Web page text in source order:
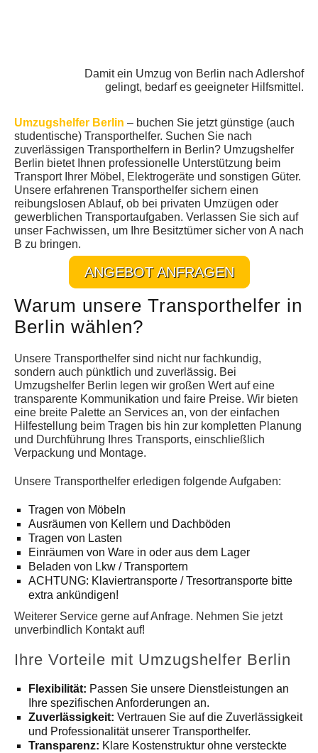
Damit ein Umzug von Berlin nach Adlershof
gelingt, bedarf es geeigneter Hilfsmittel.
Umzugshelfer Berlin – buchen Sie jetzt günstige (auch
studentische) Transporthelfer. Suchen Sie nach
zuverlässigen Transporthelfern in Berlin? Umzugshelfer
Berlin bietet Ihnen professionelle Unterstützung beim
Transport Ihrer Möbel, Elektrogeräte und sonstigen Güter.
Unsere erfahrenen Transporthelfer sichern einen
reibungslosen Ablauf, ob bei privaten Umzügen oder
gewerblichen Transportaufgaben. Verlassen Sie sich auf
unser Fachwissen, um Ihre Besitztümer sicher von A nach
B zu bringen.
ANGEBOT ANFRAGEN
Warum unsere Transporthelfer in
Berlin wählen?
Unsere Transporthelfer sind nicht nur fachkundig,
sondern auch pünktlich und zuverlässig. Bei
Umzugshelfer Berlin legen wir großen Wert auf eine
transparente Kommunikation und faire Preise. Wir bieten
eine breite Palette an Services an, von der einfachen
Hilfestellung beim Tragen bis hin zur kompletten Planung
und Durchführung Ihres Transports, einschließlich
Verpackung und Montage.
Unsere Transporthelfer erledigen folgende Aufgaben:
Tragen von Möbeln
Ausräumen von Kellern und Dachböden
Tragen von Lasten
Einräumen von Ware in oder aus dem Lager
Beladen von Lkw / Transportern
ACHTUNG: Klaviertransporte / Tresortransporte bitte
extra ankündigen!
Weiterer Service gerne auf Anfrage. Nehmen Sie jetzt
unverbindlich Kontakt auf!
Ihre Vorteile mit Umzugshelfer Berlin
Flexibilität: Passen Sie unsere Dienstleistungen an
Ihre spezifischen Anforderungen an.
Zuverlässigkeit: Vertrauen Sie auf die Zuverlässigkeit
und Professionalität unserer Transporthelfer.
Transparenz: Klare Kostenstruktur ohne versteckte